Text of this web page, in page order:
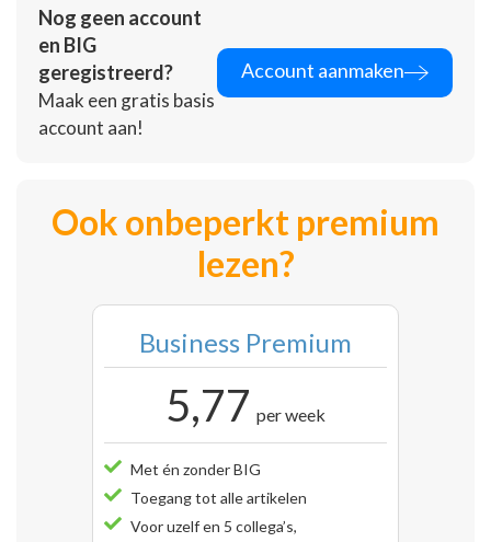
Nog geen account
en BIG
geregistreerd?
Maak een gratis basis
account aan!
Account aanmaken
Ook onbeperkt premium
lezen?
Business Premium
5,77 per week
Met én zonder BIG
Toegang tot alle artikelen
Voor uzelf en 5 collega’s,